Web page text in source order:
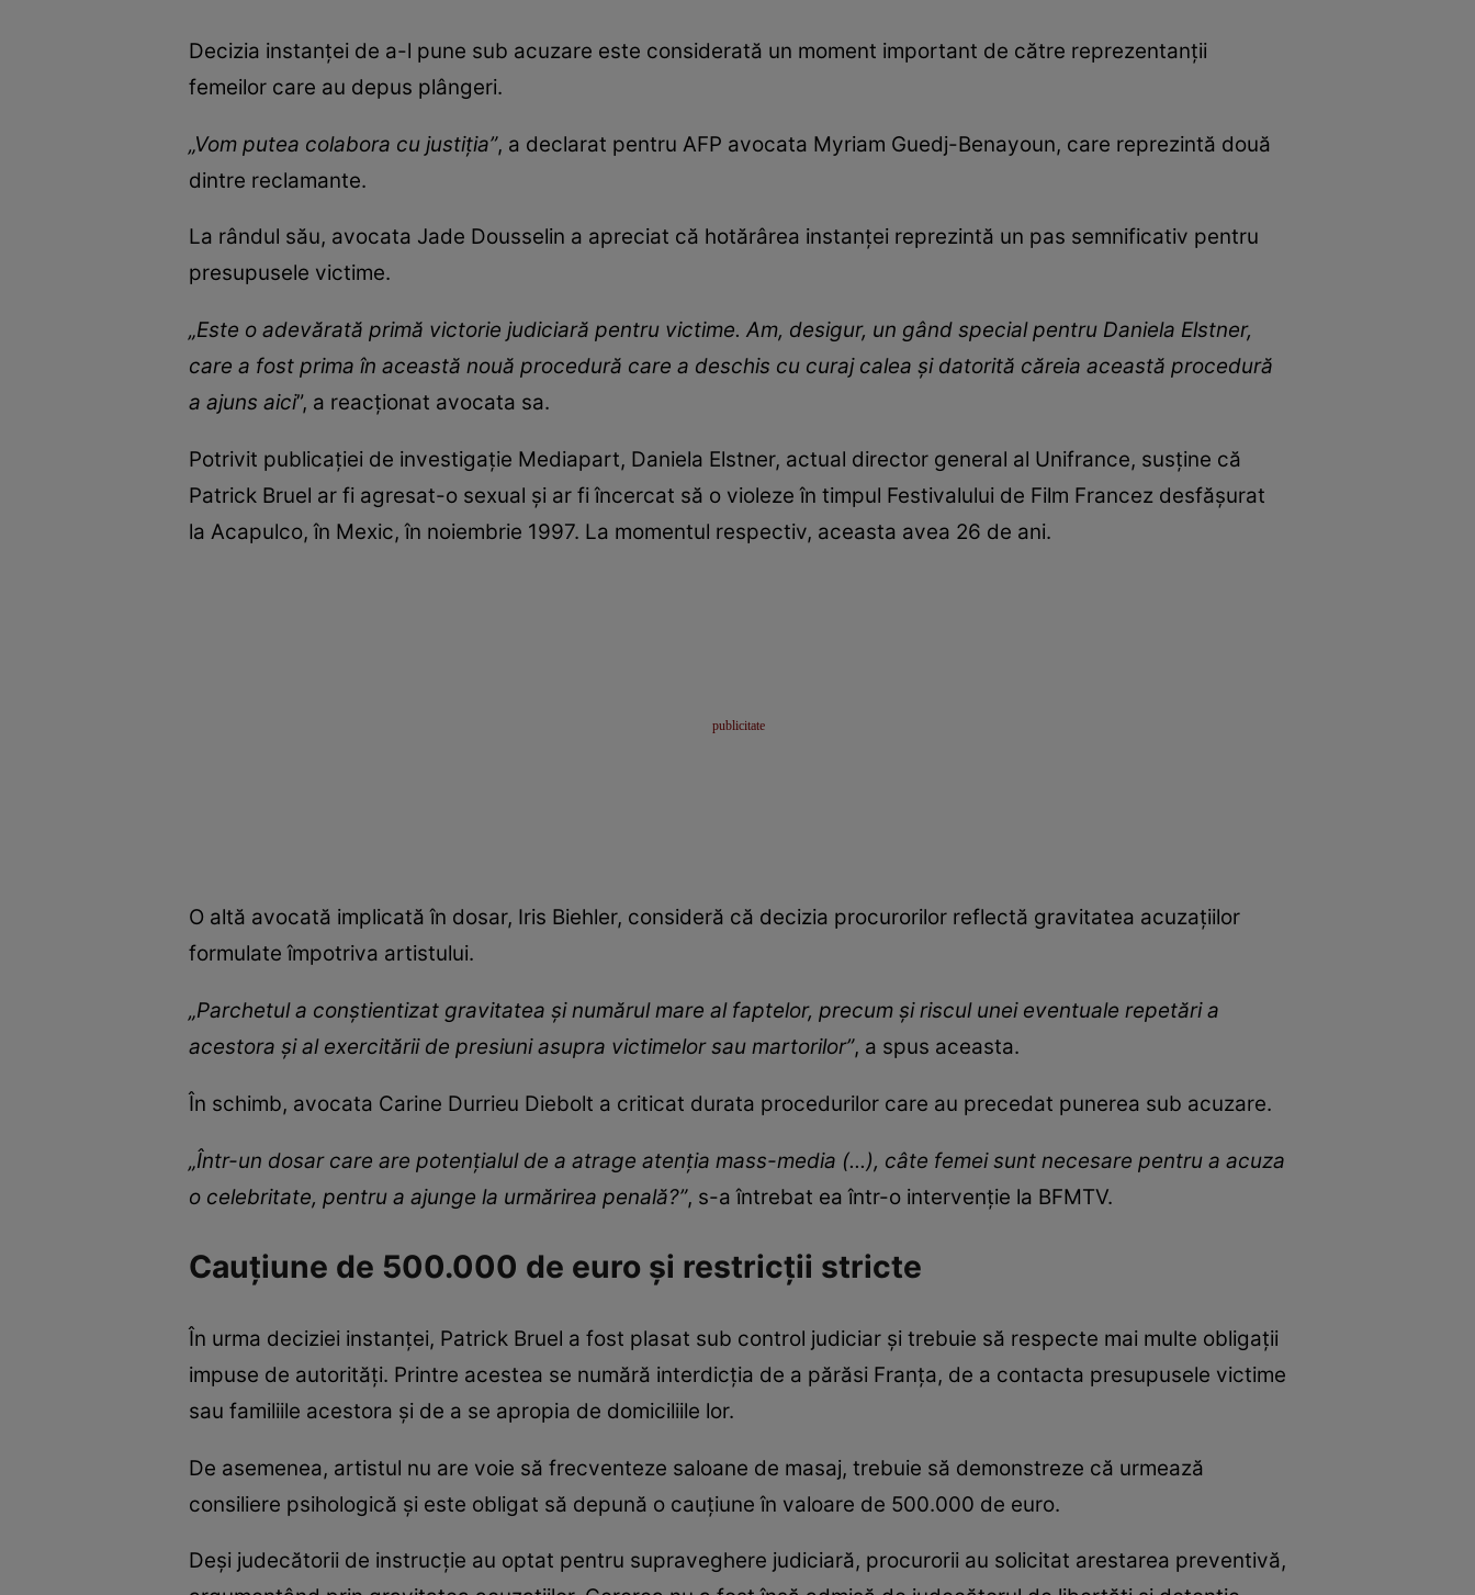
Decizia instanței de a-l pune sub acuzare este considerată un moment important de către reprezentanții
femeilor care au depus plângeri.
„Vom putea colabora cu justiţia”, a declarat pentru AFP avocata Myriam Guedj-Benayoun, care reprezintă două
dintre reclamante.
La rândul său, avocata Jade Dousselin a apreciat că hotărârea instanței reprezintă un pas semnificativ pentru
presupusele victime.
„Este o adevărată primă victorie judiciară pentru victime. Am, desigur, un gând special pentru Daniela Elstner,
care a fost prima în această nouă procedură care a deschis cu curaj calea şi datorită căreia această procedură
a ajuns aici”, a reacţionat avocata sa.
Potrivit publicației de investigație Mediapart, Daniela Elstner, actual director general al Unifrance, susține că
Patrick Bruel ar fi agresat-o sexual și ar fi încercat să o violeze în timpul Festivalului de Film Francez desfășurat
la Acapulco, în Mexic, în noiembrie 1997. La momentul respectiv, aceasta avea 26 de ani.
O altă avocată implicată în dosar, Iris Biehler, consideră că decizia procurorilor reflectă gravitatea acuzațiilor
formulate împotriva artistului.
„Parchetul a conştientizat gravitatea şi numărul mare al faptelor, precum şi riscul unei eventuale repetări a
acestora şi al exercitării de presiuni asupra victimelor sau martorilor”, a spus aceasta.
În schimb, avocata Carine Durrieu Diebolt a criticat durata procedurilor care au precedat punerea sub acuzare.
„Într-un dosar care are potenţialul de a atrage atenţia mass-media (...), câte femei sunt necesare pentru a acuza
o celebritate, pentru a ajunge la urmărirea penală?”, s-a întrebat ea într-o intervenție la BFMTV.
Cauțiune de 500.000 de euro și restricții stricte
În urma deciziei instanței, Patrick Bruel a fost plasat sub control judiciar și trebuie să respecte mai multe obligații
impuse de autorități. Printre acestea se numără interdicția de a părăsi Franța, de a contacta presupusele victime
sau familiile acestora și de a se apropia de domiciliile lor.
De asemenea, artistul nu are voie să frecventeze saloane de masaj, trebuie să demonstreze că urmează
consiliere psihologică și este obligat să depună o cauțiune în valoare de 500.000 de euro.
Deși judecătorii de instrucție au optat pentru supraveghere judiciară, procurorii au solicitat arestarea preventivă,